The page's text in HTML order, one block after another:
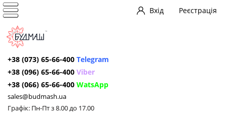
Вхід Реєстрація
+38 (073) 65-66-400 Telegram
+38 (096) 65-66-400 Viber
+38 (066) 65-66-400 WatsApp
sales@budmash.ua
Графік: Пн-Пт з 8.00 до 17.00